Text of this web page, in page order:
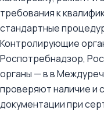
требования к
стандартные
Контролирующие
Роспотребнадзор,
органы — в в
проверяют наличие и
документации при